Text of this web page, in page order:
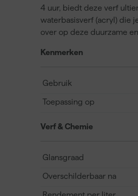
4 uur, biedt deze verf
waterbasisverf (acryl) die
over op deze duurzame
Kenmerken
Gebruik
Toepassing op
Verf & Chemie
Glansgraad
Overschilderbaar na